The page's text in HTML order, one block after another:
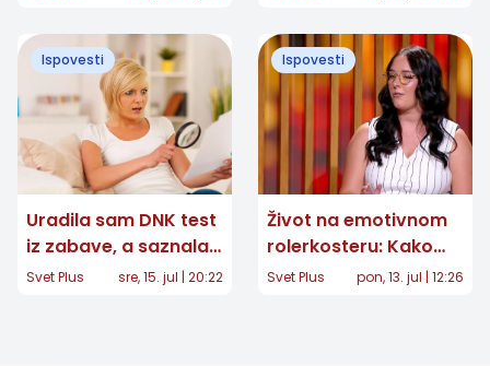
li sam vam ćerka ili
bankomat?“
Ispovesti
Uradila sam DNK test
iz zabave, a saznala
da mi je otac
Svet Plus sre, 15. jul | 20:22
Ispovesti
Život na emotivnom
rolerkosteru: Kako
izgleda svakodnevna
Svet Plus pon, 13. jul | 12:26